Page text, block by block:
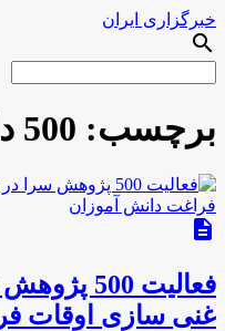
خبرگزاری ایران
search
برچسب: 500 دانش
description
فعالیت
غنی سازی اوقات